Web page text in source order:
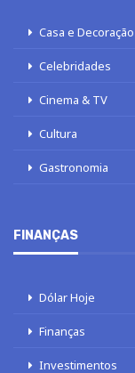
Casa e Decoração
Celebridades
Cinema & TV
Cultura
Gastronomia
FINANÇAS
Dólar Hoje
Finanças
Investimentos